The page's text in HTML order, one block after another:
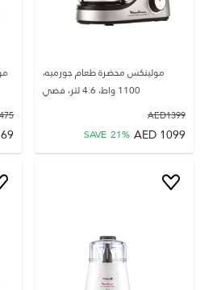
مولينكس محضرة طعام جورميه،
1100 واط، 4.6 لتر، فضي
1399
AED
1099
AED
SAVE 21%